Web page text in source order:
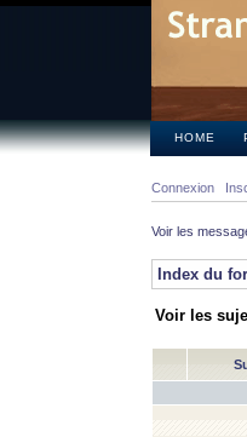
HOME
Connexion
Voir les
Index du
Voir les